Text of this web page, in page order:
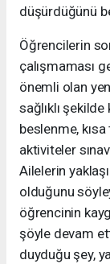
düşürdüğünü
Öğrencilerin
çalışmaması
önemli olan
sağlıklı
beslenme,
aktiviteler
Ailelerin
olduğunu
öğrencinin
şöyle devam
duyduğu şey,